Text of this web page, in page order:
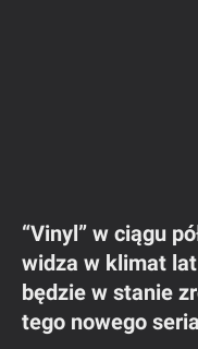
“Vinyl” w ciągu
widza w klimat
będzie w stanie
tego nowego